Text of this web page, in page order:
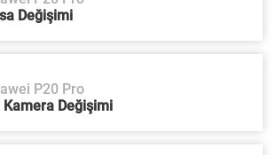
Değişimi
P20 Pro
Kamera Değişimi